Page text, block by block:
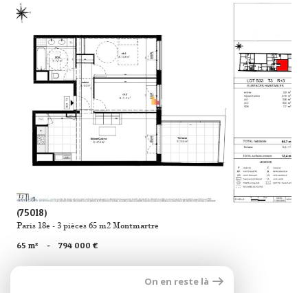
voir le bien
(75018)
Paris 18e - 3 pièces 65 m2 Montmartre
65 m² - 794 000 €
On en reste là